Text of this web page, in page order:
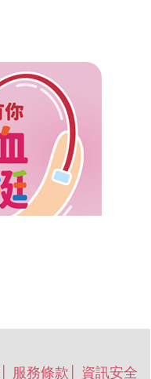
服務條款
資訊安全